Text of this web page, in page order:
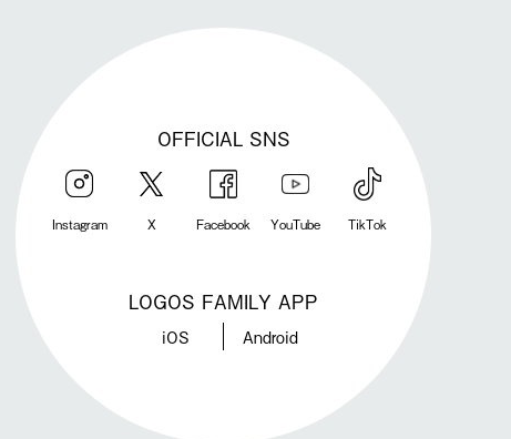
OFFICIAL SNS
Instagram X Facebook YouTube TikTok
LOGOS FAMILY APP
iOS Android